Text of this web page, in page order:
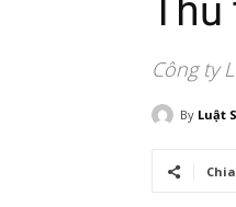
Thủ
Công ty
By Luật